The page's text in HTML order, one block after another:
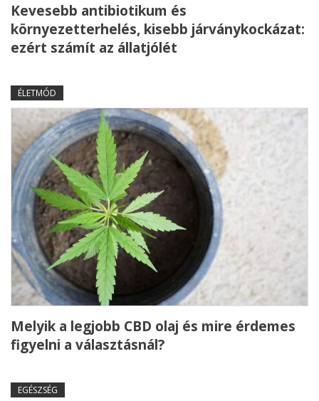
Kevesebb antibiotikum és
környezetterhelés, kisebb járványkockázat:
ezért számít az állatjólét
ÉLETMÓD
Melyik a legjobb CBD olaj és mire érdemes
figyelni a választásnál?
EGÉSZSÉG